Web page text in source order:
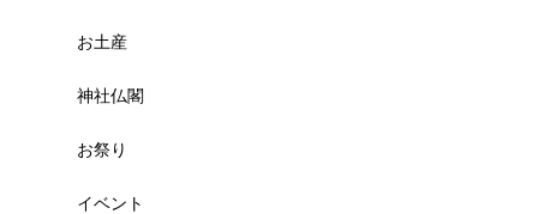
お土産
神社仏閣
お祭り
イベント